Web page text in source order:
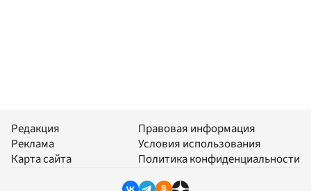
Редакция
Реклама
Карта сайта
Правовая информация
Условия использования
Политика конфиденциальности